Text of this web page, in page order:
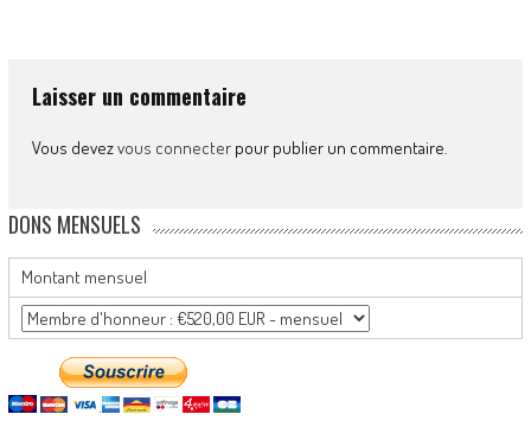
Laisser un commentaire
Vous devezvous connecterpour publier un commentaire.
DONS MENSUELS
Montant mensuel